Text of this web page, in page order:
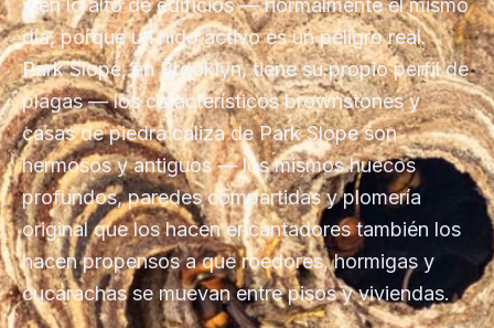
y en lo alto de edificios — normalmente el mismo
día, porque un nido activo es un peligro real.
Park Slope, en Brooklyn, tiene su propio perfil de
plagas — los característicos brownstones y
casas de piedra caliza de Park Slope son
hermosos y antiguos — los mismos huecos
profundos, paredes compartidas y plomería
original que los hacen encantadores también los
hacen propensos a que roedores, hormigas y
cucarachas se muevan entre pisos y viviendas.